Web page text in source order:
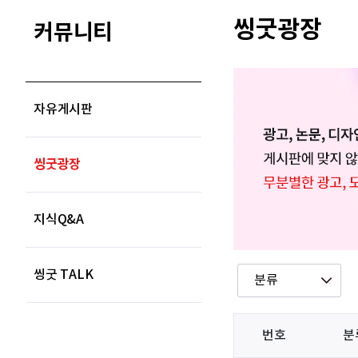
커뮤니티
자유게시판
씽굿광장
지식Q&A
씽굿 TALK
씽굿광장
번호 분